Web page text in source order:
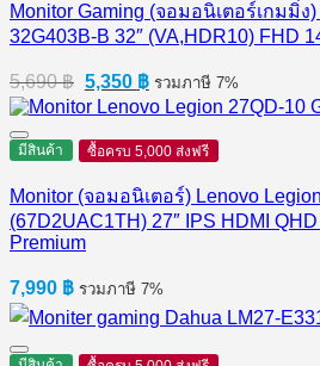
Monitor Gaming (จอมอนิเตอร์เกมมิ่ง
32G403B-B 32″ (VA,HDR10) FHD
5,690฿ Original
price
was:
5,690 ฿.
5,350 ฿Current
price
is:
5,350 ฿.
รวมภาษี 7%
มีสินค้า ซื้อครบ 5,000 ส่งฟรี
Monitor (จอมอนิเตอร์) Lenovo
(67D2UAC1TH) 27″ IPS HDMI
Premium
7,990 ฿ รวมภาษี 7%